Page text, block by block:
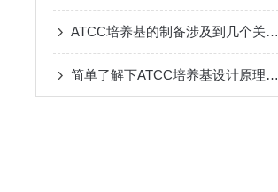
ATCC培养基的制备涉及到几个关键的步骤
简单了解下ATCC培养基设计原理与要求